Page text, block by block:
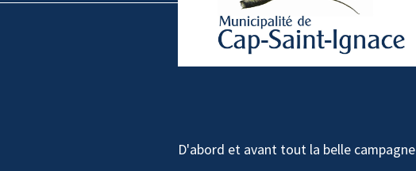
D'abord et avant tout la belle campagne